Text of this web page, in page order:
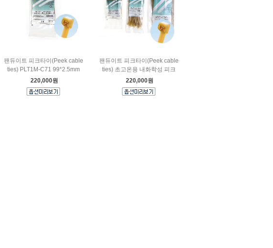
팬듀이트 피크타이(Peek cable
ties) PLT1M-C71 99*2.5mm
220,000원
팬듀이트 피크타이(Peek cable
ties) 초고온용 내화학성 피크
220,000원